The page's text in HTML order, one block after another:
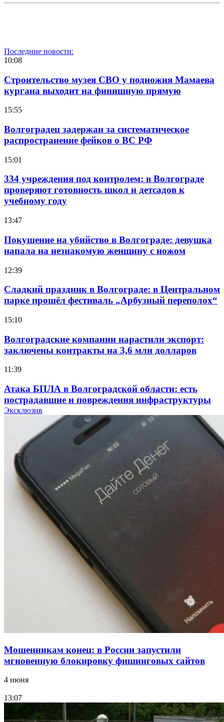
Последние новости:
10:08
Строительство музея СВО у подножия Мамаева
кургана выходит на финишную прямую
15:55
Волгоградец задержан за систематическое
распространение фейков о ВС РФ
15:01
334 учреждения под контролем: в Волгограде
проверяют готовность школ и детсадов к
учебному году
13:47
Покушение на убийство в Волгограде: девушка
напала на незнакомую женщину с ножом
12:39
Сладкий праздник в Волгограде: в Центральном
парке прошёл фестиваль „Арбузный переполох“
15:10
Волгоградские компании нарастили экспорт:
заключены контракты на 3,6 млн долларов
11:39
Атака БПЛА в Волгоградской области: есть
пострадавшие и повреждения инфраструктуры
Волгоградские вузы в топе зарплатного
рейтинга: ВолгГТУ и ВолгГМУ вошли в топ‑15
для химической отрасли и фармацевтики
18:39
В Красноармейском районе Волгограда стартует
конкурс на ремонт моста через Волго‑Донской
судоходный канал
Фестиваль #ТриЧетыре в Волгограде пройдёт
11–13 сентября в рамках Года единства народов
Эксклюзив
Мошенникам конец: в России запустили
мгновенную блокировку фишинговых сайтов
4 июня
13:07